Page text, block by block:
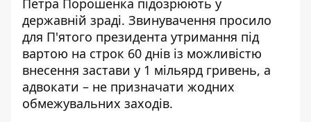
Петра Порошенка підозрюють у
державній зраді. Звинувачення просило
для П'ятого президента утримання під
вартою на строк 60 днів із можливістю
внесення застави у 1 мільярд гривень, а
адвокати – не призначати жодних
обмежувальних заходів.